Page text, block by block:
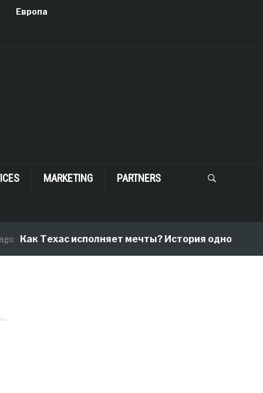
Европа
MARKETING PARTNERS
Техас исполняет мечты? История одного переезда,